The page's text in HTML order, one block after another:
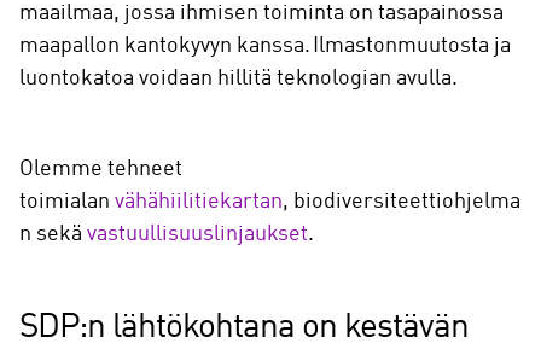
maailmaa, jossa ihmisen toiminta on tasapainossa
maapallon kantokyvyn kanssa. Ilmastonmuutosta ja
luontokatoa voidaan hillitä teknologian avulla.
Olemme tehneet
toimialan vähähiilitiekartan, biodiversiteettiohjelma
n sekä vastuullisuuslinjaukset.
SDP:n lähtökohtana on kestävän